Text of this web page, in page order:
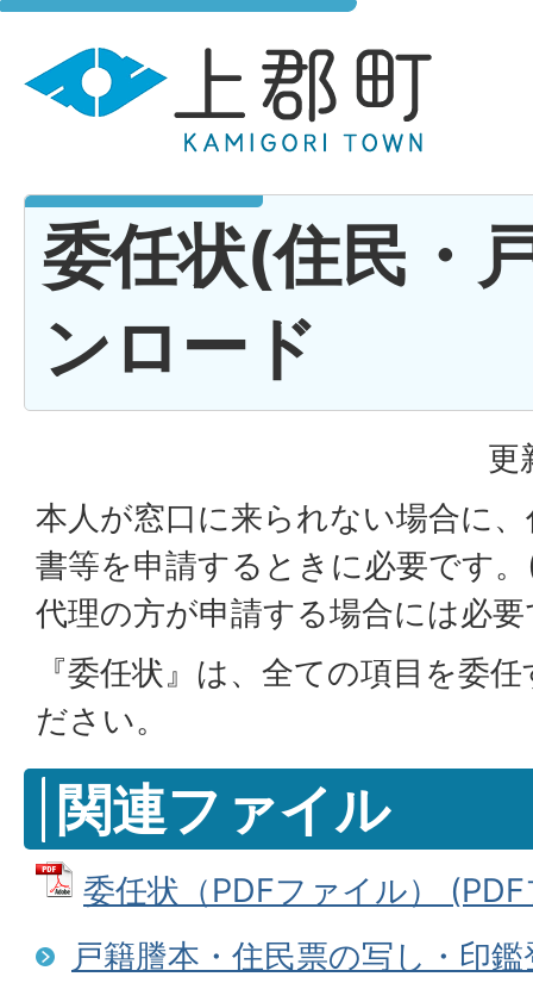
委任状(住民・
ンロード
更
本人が窓口に来られない場合に
書等を申請するときに必要です
代理の方が申請する場合には必
『委任状』は、全ての項目を委
ださい。
関連ファイル
委任状（PDFファイル）
戸籍謄本・住民票の写し・印